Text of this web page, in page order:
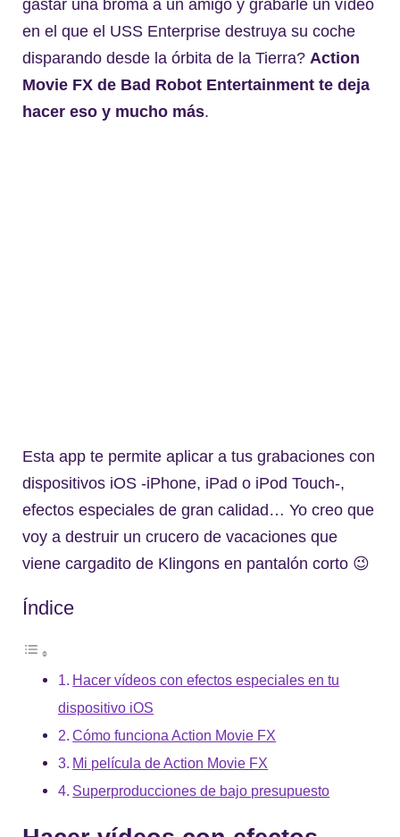
gastar una broma a un amigo y grabarle un vídeo
en el que el USS Enterprise destruya su coche
disparando desde la órbita de la Tierra? Action
Movie FX de Bad Robot Entertainment te deja
hacer eso y mucho más.
Esta app te permite aplicar a tus grabaciones con
dispositivos iOS -iPhone, iPad o iPod Touch-,
efectos especiales de gran calidad… Yo creo que
voy a destruir un crucero de vacaciones que
viene cargadito de Klingons en pantalón corto 😉
Índice
Hacer vídeos con efectos especiales en tu
dispositivo iOS
Cómo funciona Action Movie FX
Mi película de Action Movie FX
Superproducciones de bajo presupuesto